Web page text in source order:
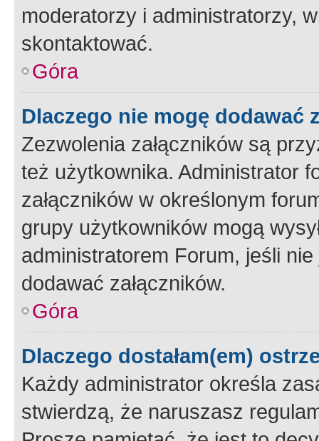
moderatorzy i administratorzy,
skontaktować.
Góra
Dlaczego nie mogę dodawać
Zezwolenia załączników są
też użytkownika. Administrator
załączników w określonym
grupy użytkowników mogą
administratorem Forum, jeśli
dodawać załączników.
Góra
Dlaczego dostałam(em)
Każdy administrator określa
stwierdzą, że naruszasz